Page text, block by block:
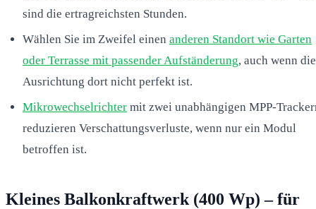
sind die ertragreichsten Stunden.
Wählen Sie im Zweifel einen anderen Standort wie Garten
oder Terrasse mit passender Aufständerung, auch wenn die
Ausrichtung dort nicht perfekt ist.
Mikrowechselrichter mit zwei unabhängigen MPP-
reduzieren Verschattungsverluste, wenn nur ein Modul
betroffen ist.
Kleines Balkonkraftwerk (400 Wp) – für